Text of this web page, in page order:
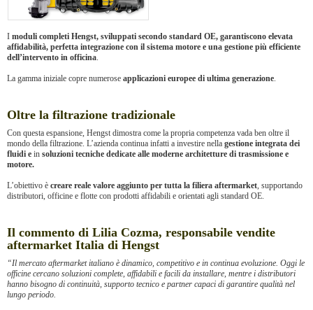
I moduli completi Hengst, sviluppati secondo standard OE, garantiscono elevata
affidabilità, perfetta integrazione con il sistema motore e una gestione più efficiente
dell’intervento in officina.
La gamma iniziale copre numerose applicazioni europee di ultima generazione.
Oltre la filtrazione tradizionale
Con questa espansione, Hengst dimostra come la propria competenza vada ben oltre il
mondo della filtrazione. L’azienda continua infatti a investire nella gestione integrata dei
fluidi e in soluzioni tecniche dedicate alle moderne architetture di trasmissione e
motore.
L’obiettivo è creare reale valore aggiunto per tutta la filiera aftermarket, supportando
distributori, officine e flotte con prodotti affidabili e orientati agli standard OE.
Il commento di Lilia Cozma, responsabile vendite
aftermarket Italia di Hengst
“Il mercato aftermarket italiano è dinamico, competitivo e in continua evoluzione. Oggi le
officine cercano soluzioni complete, affidabili e facili da installare, mentre i distributori
hanno bisogno di continuità, supporto tecnico e partner capaci di garantire qualità nel
lungo periodo.